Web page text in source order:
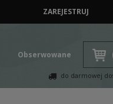
ZAREJESTRUJ
Obserwowane
do darmowej